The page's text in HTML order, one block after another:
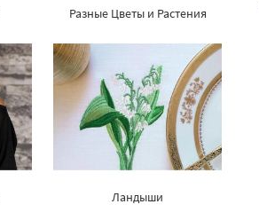
Разные Цветы и Растения
Ландыши